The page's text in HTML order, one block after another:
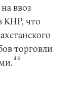
ввоз
КНР, что
торговли
48